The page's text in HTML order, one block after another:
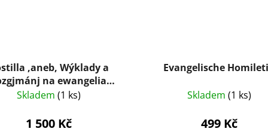
,aneb, Wýklady a
na ewangelia
a swátečnj celého
Skladem(1 ks)
1 500 Kč
Evangelische
Skladem (1 ks)
499 Kč